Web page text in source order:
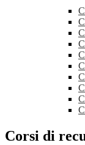
Corsi di